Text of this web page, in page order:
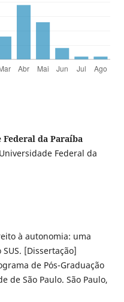
da Paraíba
Federal da
à autonomia: uma
[Dissertação]
de Pós-Graduação
de São Paulo. São Paulo,